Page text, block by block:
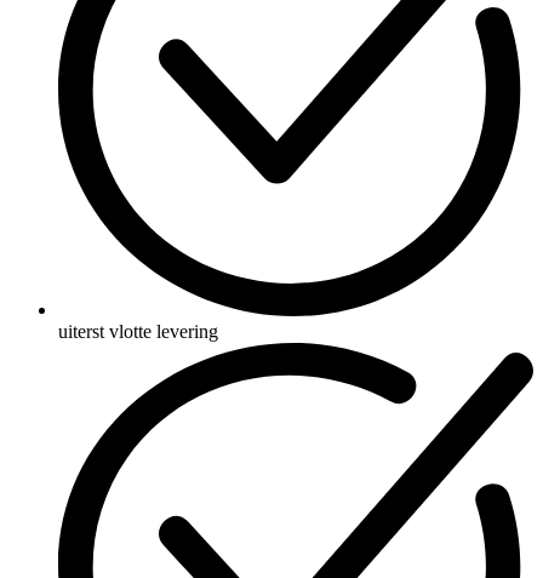
uiterst vlotte levering